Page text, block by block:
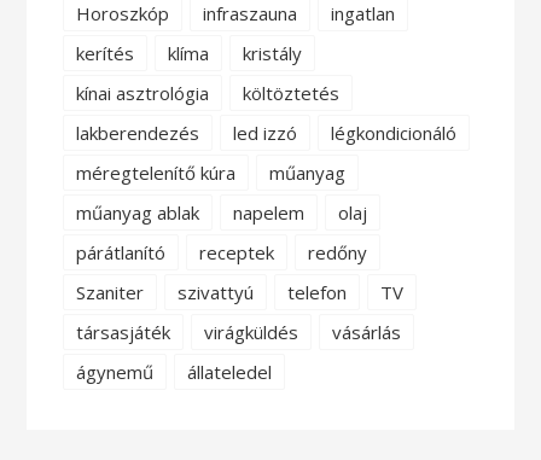
Horoszkóp
infraszauna
ingatlan
kerítés
klíma
kristály
kínai asztrológia
költöztetés
lakberendezés
led izzó
légkondicionáló
méregtelenítő kúra
műanyag
műanyag ablak
napelem
olaj
párátlanító
receptek
redőny
Szaniter
szivattyú telefon
TV
társasjáték
virágküldés
vásárlás
ágynemű
állateledel